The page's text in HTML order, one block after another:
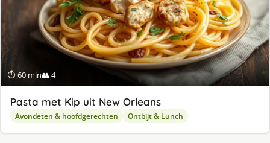
⏱ 60 min👥 4
Pasta met Kip uit New Orleans
Avondeten & hoofdgerechten Ontbijt & Lunch